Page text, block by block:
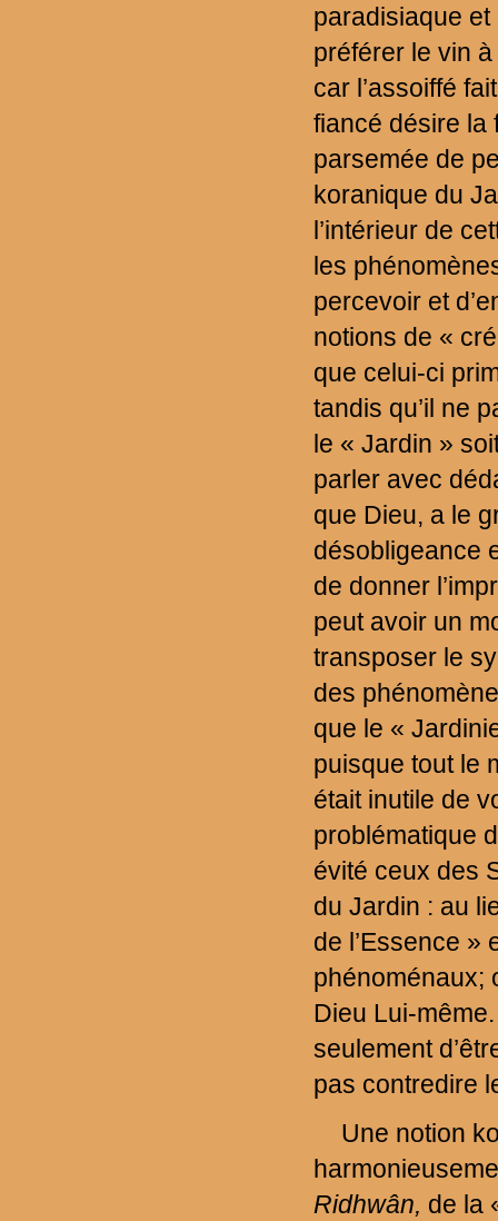
paradisiaque
préférer le vin
car l’assoiffé
fiancé désire la
parsemée de
koranique du
l’intérieur de
les
percevoir et
notions de «
que celui-ci
tandis qu’il ne
le « Jardin »
parler avec
que Dieu, a le
désobligeance
de donner
peut avoir un
transposer le
des
que le «
puisque tout le
était inutile de
problématique
évité ceux des
du Jardin : au
de l’Essence »
phénoménaux;
Dieu Lui-
seulement
pas contredire
Une notion
Ridhwân, de la